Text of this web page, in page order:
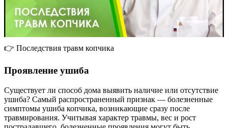
👉 Последствия травм копчика
Проявление ушиба
Существует ли способ дома выявить наличие или отсутствие
ушиба? Самый распространенный признак — болезненные
симптомы ушиба копчика, возникающие сразу после
травмирования. Учитывая характер травмы, вес и рост